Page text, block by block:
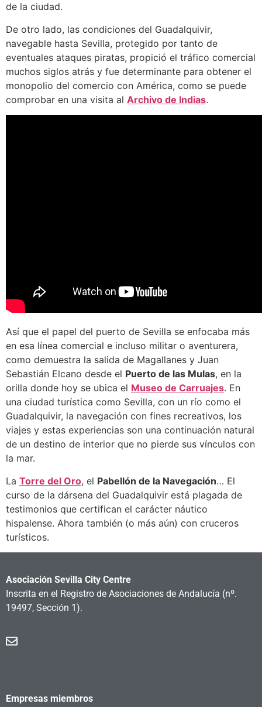
de la ciudad.
De otro lado, las condiciones del Guadalquivir,
navegable hasta Sevilla, protegido por tanto de
eventuales ataques piratas, propició el tráfico comercial
muchos siglos atrás y fue determinante para obtener el
monopolio del comercio con América, como se puede
comprobar en una visita al Archivo de Indias.
Así que el papel del puerto de Sevilla se enfocaba más
en esa línea comercial e incluso militar o aventurera,
como demuestra la salida de Magallanes y Juan
Sebastián Elcano desde el Puerto de las Mulas, en la
orilla donde hoy se ubica el Museo de Carruajes. En
una ciudad turística como Sevilla, con un río como el
Guadalquivir, la navegación con fines recreativos, los
viajes y estas experiencias son una continuación natural
de un destino de interior que no pierde sus vínculos con
la mar.
La Torre del Oro, el Pabellón de la Navegación… El
curso de la dársena del Guadalquivir está plagada de
testimonios que certifican el carácter náutico
hispalense. Ahora también (o más aún) con cruceros
turísticos.
Asociación Sevilla City Centre
Inscrita en el Registro de Asociaciones de Andalucía (nº.
19497, Sección 1).
Empresas miembros